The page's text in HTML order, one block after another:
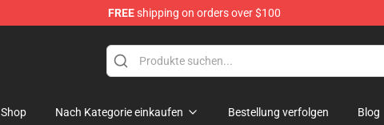
FREEshipping on orders over $100
Shop Nach Kategorie einkaufen Bestellung verfolgen Blog